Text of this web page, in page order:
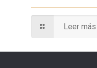
Leer más